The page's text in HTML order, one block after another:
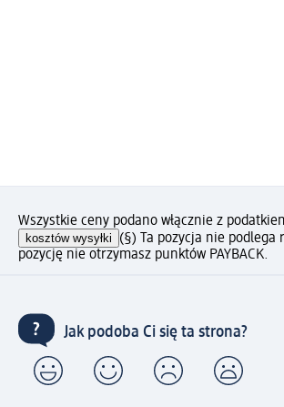
Wszystkie ceny podano włącznie z
kosztów wysyłki (§) Ta pozycja nie podlega
pozycję nie otrzymasz punktów PAYBACK.
Jak podoba Ci się ta strona?